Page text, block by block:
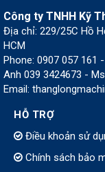
Công ty TNHH Kỹ
Địa chỉ: 229/25C Hồ
HCM
Phone: 0907 057 161
Anh 039 3424673 -
Email:
HỖ TRỢ
Điều khoản sử
Chính sách bảo